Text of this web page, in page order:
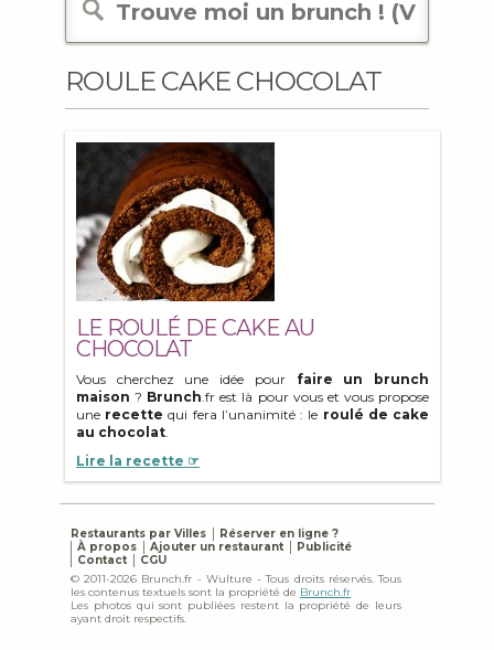
ROULE CAKE CHOCOLAT
LE ROULÉ DE CAKE AU
CHOCOLAT
Vous cherchez une idée pour faire un brunch
maison? Brunch.fr est là pour vous et vous propose
une recette qui fera l’unanimité : le roulé de cake
au chocolat.
Lire la recette ☞
Restaurants par Villes
Réserver en ligne ?
À propos
Ajouter un restaurant
Publicité
Contact
CGU
© 2011-2026 Brunch.fr - Wulture - Tous droits réservés. Tous
les contenus textuels sont la propriété de Brunch.fr
Les photos qui sont publiées restent la propriété de leurs
ayant droit respectifs.